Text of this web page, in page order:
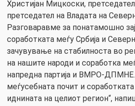
Христијан Мицкоски,
претседател на Владата на
Разговаравме за понатамошно
соработката меѓу Србија и
зачувување на стабилноста во
на нашите народи и соработка
напредна партија и ВМРО-
меѓусебната почит и
иднината на целиот регион“,